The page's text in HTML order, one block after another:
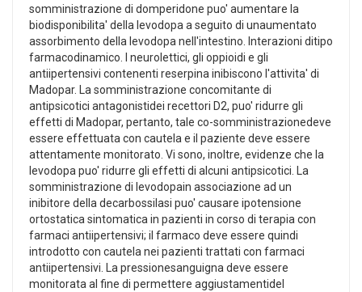
somministrazione di domperidone puo' aumentare la
biodisponibilita' della levodopa a seguito di unaumentato
assorbimento della levodopa nell'intestino. Interazioni ditipo
farmacodinamico. I neurolettici, gli oppioidi e gli
antiipertensivi contenenti reserpina inibiscono l'attivita' di
Madopar. La somministrazione concomitante di
antipsicotici antagonistidei recettori D2, puo' ridurre gli
effetti di Madopar, pertanto, tale co-somministrazionedeve
essere effettuata con cautela e il paziente deve essere
attentamente monitorato. Vi sono, inoltre, evidenze che la
levodopa puo' ridurre gli effetti di alcuni antipsicotici. La
somministrazione di levodopain associazione ad un
inibitore della decarbossilasi puo' causare ipotensione
ortostatica sintomatica in pazienti in corso di terapia con
farmaci antiipertensivi; il farmaco deve essere quindi
introdotto con cautela nei pazienti trattati con farmaci
antiipertensivi. La pressionesanguigna deve essere
monitorata al fine di permettere aggiustamentidel